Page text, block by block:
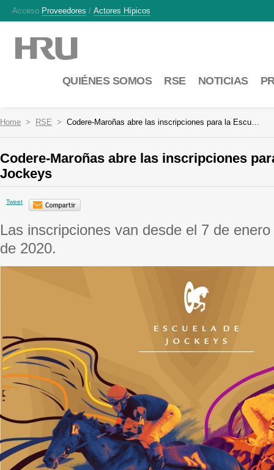
Acceso Proveedores / Actores Hípicos
QUIÉNES SOMOS RSE NOTICIAS
Home RSE Codere-Maroñas abre las inscripciones para la Escu…
Codere-Maroñas abre las inscripciones
Jockeys
Tweet
Las inscripciones van desde el 7 de
de 2020.